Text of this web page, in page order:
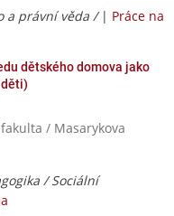
a právní věda / | Práce na
dětského domova jako
/ Masarykova
/ Sociální